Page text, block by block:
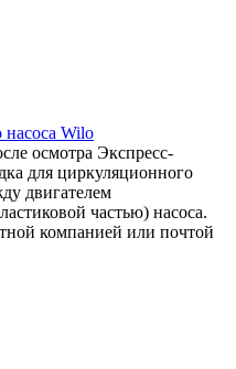
Wilo
осмотра Экспресс-
для циркуляционного
двигателем
частью) насоса.
компанией или почтой